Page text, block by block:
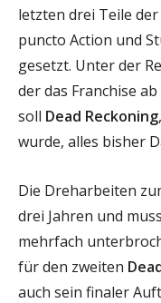
letzten drei Teile
puncto Action und
gesetzt. Unter der
der das Franchise ab
soll Dead Reckoning
wurde, alles bisher
Die Dreharbeiten
drei Jahren und
mehrfach
für den zweiten
auch sein finaler